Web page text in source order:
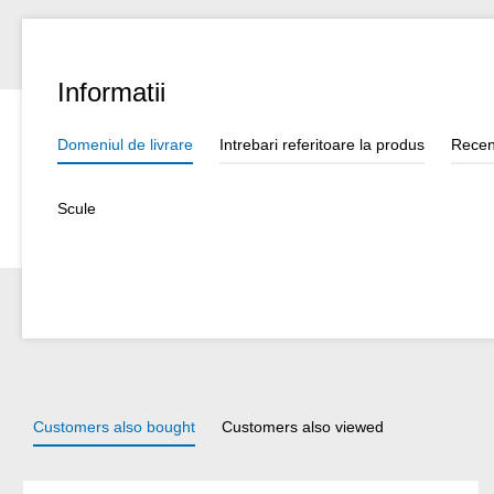
Informatii
Domeniul de livrare Intrebari referitoare la produs
Scule
Customers also bought Customers also viewed